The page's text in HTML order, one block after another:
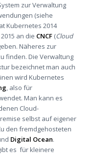
zur Verwaltung
(siehe
Kubernetes 2014
an die CNCF(Cloud
Näheres zur
finden. Die Verwaltung
bezeichnet man auch
wird Kubernetes
, also für
Man kann es
Cloud-
selbst auf eigener
den fremdgehosteten
Digital Ocean.
es für kleinere